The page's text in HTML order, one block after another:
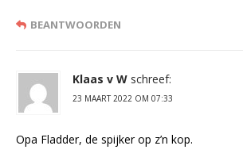
BEANTWOORDEN
Klaas v W schreef:
23 MAART 2022 OM 07:33
Opa Fladder, de spijker op z’n kop.